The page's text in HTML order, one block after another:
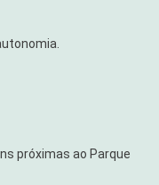
próximas ao Parque